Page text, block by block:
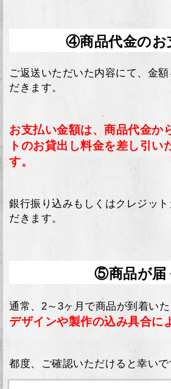
④商品代金のお
ご返送いただいた内容にて、金
だきます。
お支払い金額は、商品代金か
トのお貸出し料金を差し引い
す。
銀行振り込みもしくはクレジッ
だきます。
⑤商品が届
通常、2～3ヶ月で商品が到着いた
デザインや製作の込み具合に
都度、ご確認いただけると幸いで